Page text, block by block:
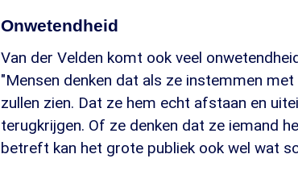
Onwetendheid
Van der Velden komt ook veel
"Mensen denken dat als ze instemmen
zullen zien. Dat ze hem echt afstaan en
terugkrijgen. Of ze denken dat ze iemand
betreft kan het grote publiek ook wel wat